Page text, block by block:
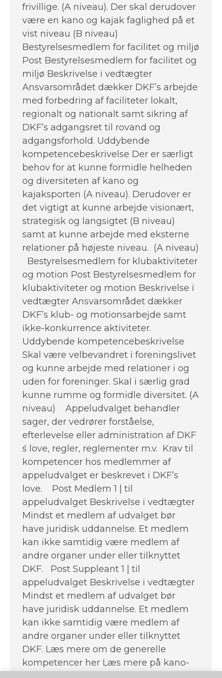
frivillige. (A niveau). Der skal derudover
være en kano og kajak faglighed på et
vist niveau (B niveau)
Bestyrelsesmedlem for facilitet og miljø
Post Bestyrelsesmedlem for facilitet og
miljø Beskrivelse i vedtægter
Ansvarsområdet dækker DKF’s arbejde
med forbedring af faciliteter lokalt,
regionalt og nationalt samt sikring af
DKF’s adgangsret til rovand og
adgangsforhold. Uddybende
kompetencebeskrivelse Der er særligt
behov for at kunne formidle helheden
og diversiteten af kano og
kajaksporten (A niveau). Derudover er
det vigtigt at kunne arbejde visionært,
strategisk og langsigtet (B niveau)
samt at kunne arbejde med eksterne
relationer på højeste niveau. (A niveau)
Bestyrelsesmedlem for klubaktiviteter
og motion Post Bestyrelsesmedlem for
klubaktiviteter og motion Beskrivelse i
vedtægter Ansvarsområdet dækker
DKF’s klub- og motionsarbejde samt
ikke-konkurrence aktiviteter.
Uddybende kompetencebeskrivelse
Skal være velbevandret i foreningslivet
og kunne arbejde med relationer i og
uden for foreninger. Skal i særlig grad
kunne rumme og formidle diversitet. (A
niveau) Appeludvalget behandler
sager, der vedrører forståelse,
efterlevelse eller administration af DKF
́s love, regler, reglementer m.v. Krav til
kompetencer hos medlemmer af
appeludvalget er beskrevet i DKF’s
love. Post Medlem 1 | til
appeludvalget Beskrivelse i vedtægter
Mindst et medlem af udvalget bør
have juridisk uddannelse. Et medlem
kan ikke samtidig være medlem af
andre organer under eller tilknyttet
DKF. Post Suppleant 1 | til
appeludvalget Beskrivelse i vedtægter
Mindst et medlem af udvalget bør
have juridisk uddannelse. Et medlem
kan ikke samtidig være medlem af
andre organer under eller tilknyttet
DKF. Læs mere om de generelle
kompetencer her Læs mere på kano-